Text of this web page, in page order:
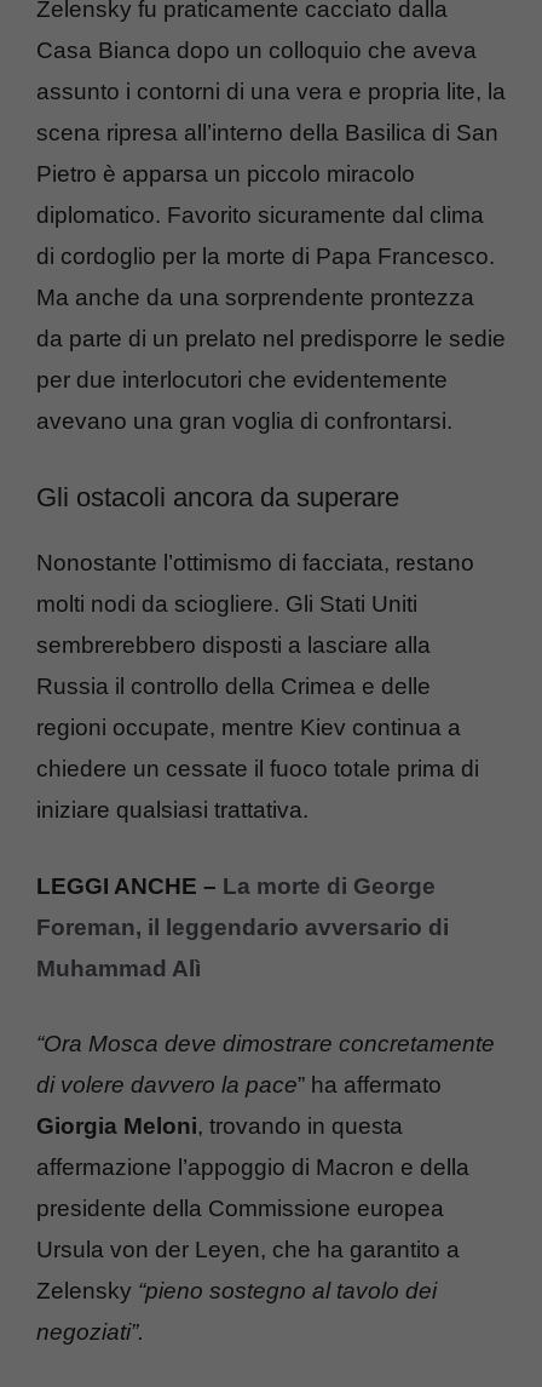
Zelensky fu praticamente cacciato dalla
Casa Bianca dopo un colloquio che aveva
assunto i contorni di una vera e propria lite, la
scena ripresa all’interno della Basilica di San
Pietro è apparsa un piccolo miracolo
diplomatico. Favorito sicuramente dal clima
di cordoglio per la morte di Papa Francesco.
Ma anche da una sorprendente prontezza
da parte di un prelato nel predisporre le sedie
per due interlocutori che evidentemente
avevano una gran voglia di confrontarsi.
Gli ostacoli ancora da superare
Nonostante l’ottimismo di facciata, restano
molti nodi da sciogliere. Gli Stati Uniti
sembrerebbero disposti a lasciare alla
Russia il controllo della Crimea e delle
regioni occupate, mentre Kiev continua a
chiedere un cessate il fuoco totale prima di
iniziare qualsiasi trattativa.
LEGGI ANCHE – La morte di George
Foreman, il leggendario avversario di
Muhammad Alì
“Ora Mosca deve dimostrare concretamente
di volere davvero la pace” ha affermato
Giorgia Meloni, trovando in questa
affermazione l’appoggio di Macron e della
presidente della Commissione europea
Ursula von der Leyen, che ha garantito a
Zelensky “pieno sostegno al tavolo dei
negoziati”.